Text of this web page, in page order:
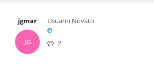
jgmar
JG
Usuario Novato
2